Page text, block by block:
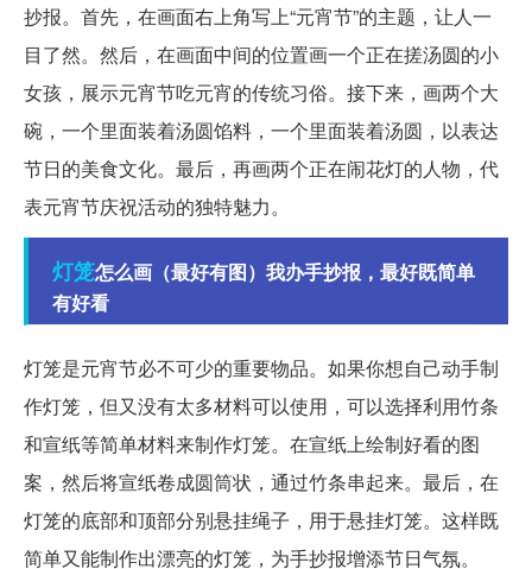
抄报。首先，在画面右上角写上“元宵节”的主题，让人一
目了然。然后，在画面中间的位置画一个正在搓汤圆的小
女孩，展示元宵节吃元宵的传统习俗。接下来，画两个大
碗，一个里面装着汤圆馅料，一个里面装着汤圆，以表达
节日的美食文化。最后，再画两个正在闹花灯的人物，代
表元宵节庆祝活动的独特魅力。
灯笼怎么画（最好有图）我办手抄报，最好既简单
有好看
灯笼是元宵节必不可少的重要物品。如果你想自己动手制
作灯笼，但又没有太多材料可以使用，可以选择利用竹条
和宣纸等简单材料来制作灯笼。在宣纸上绘制好看的图
案，然后将宣纸卷成圆筒状，通过竹条串起来。最后，在
灯笼的底部和顶部分别悬挂绳子，用于悬挂灯笼。这样既
简单又能制作出漂亮的灯笼，为手抄报增添节日气氛。